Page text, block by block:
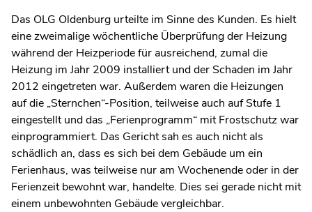
Das OLG Oldenburg urteilte im Sinne des Kunden. Es hielt
eine zweimalige wöchentliche Überprüfung der Heizung
während der Heizperiode für ausreichend, zumal die
Heizung im Jahr 2009 installiert und der Schaden im Jahr
2012 eingetreten war. Außerdem waren die Heizungen
auf die „Sternchen“-Position, teilweise auch auf Stufe 1
eingestellt und das „Ferienprogramm“ mit Frostschutz war
einprogrammiert. Das Gericht sah es auch nicht als
schädlich an, dass es sich bei dem Gebäude um ein
Ferienhaus, was teilweise nur am Wochenende oder in der
Ferienzeit bewohnt war, handelte. Dies sei gerade nicht mit
einem unbewohnten Gebäude vergleichbar.